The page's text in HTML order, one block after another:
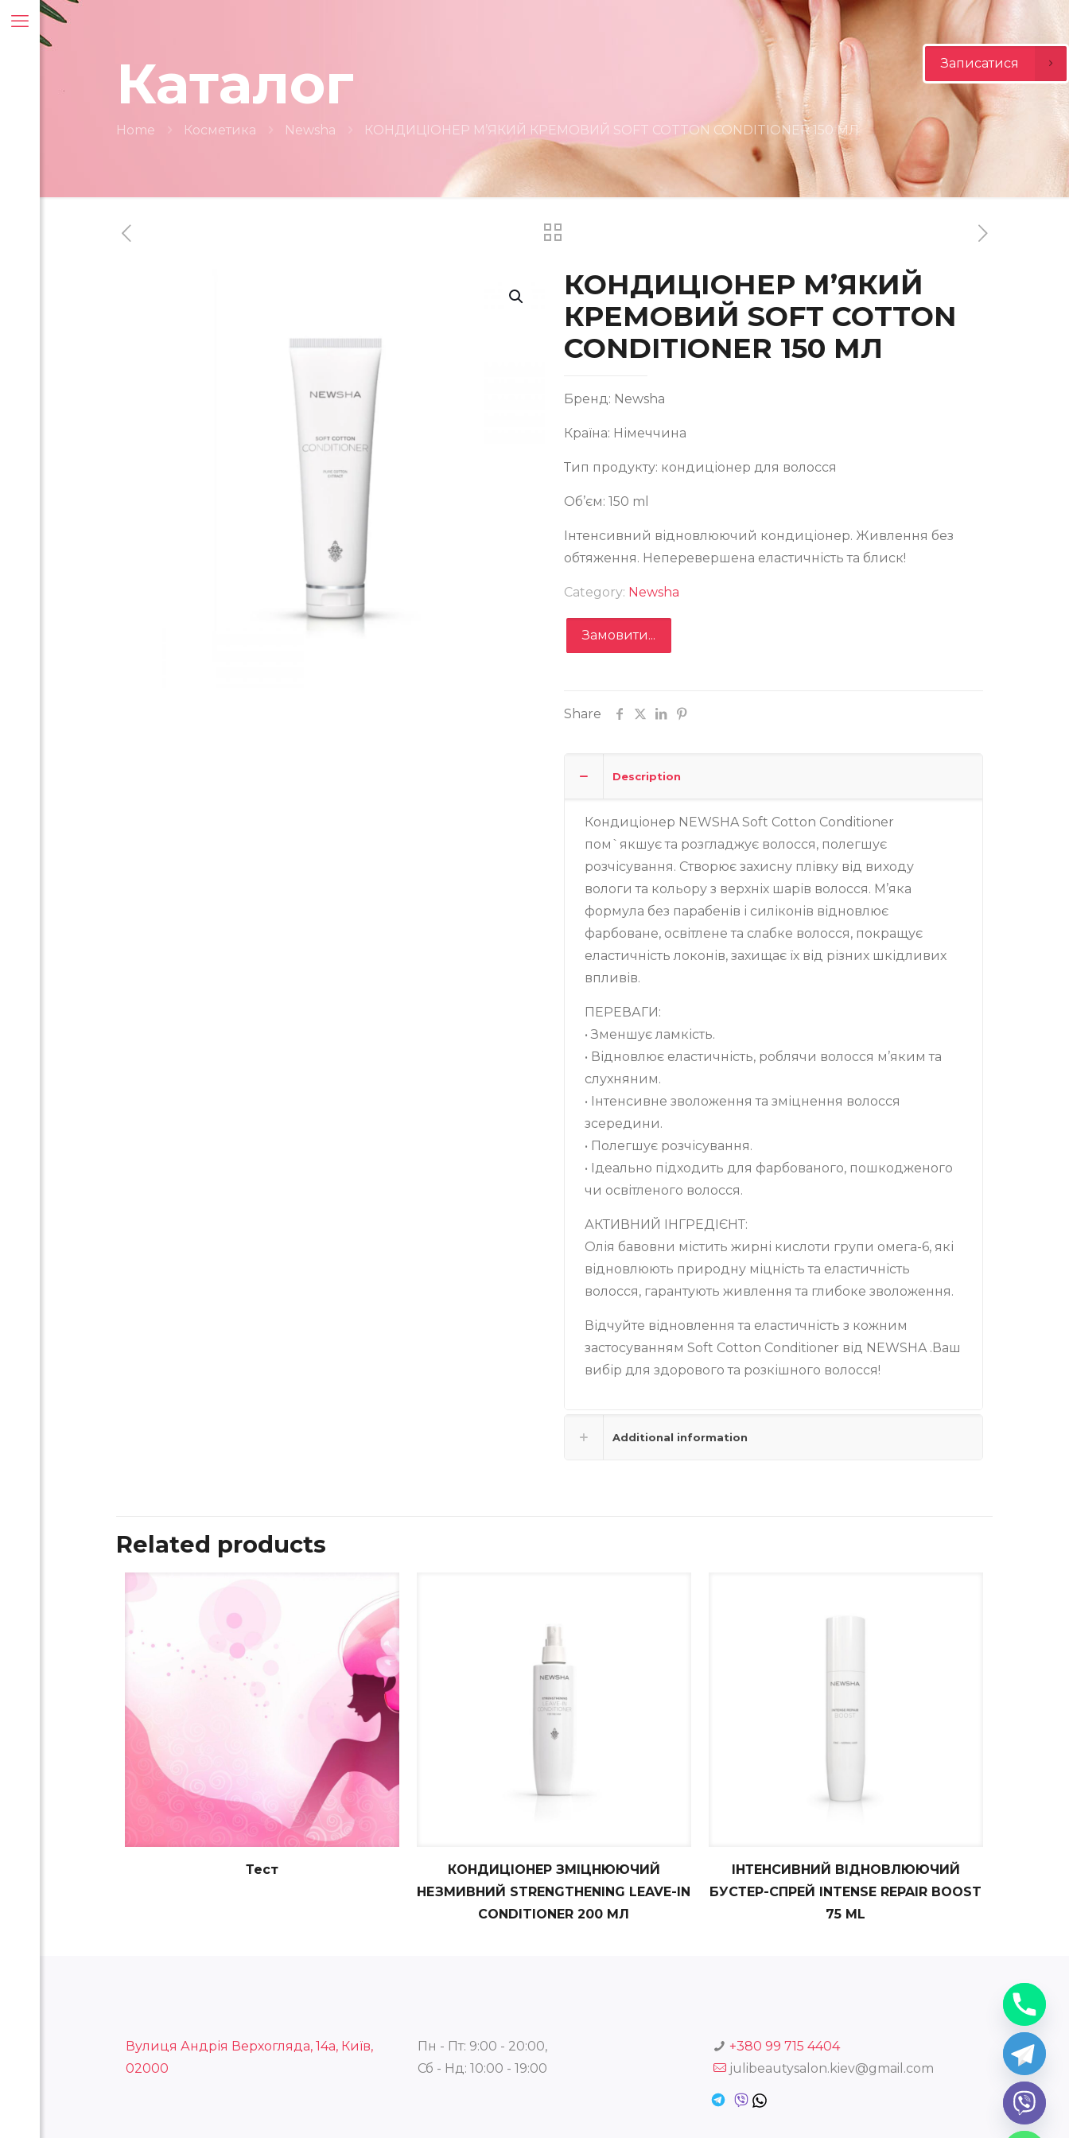
Каталог
Home Косметика Newsha КОНДИЦІОНЕР М’ЯКИЙ КРЕМОВИЙ SOFT COTTON CONDITIONER 150 МЛ
КОНДИЦІОНЕР М’ЯКИЙ
КРЕМОВИЙ SOFT COTTON
CONDITIONER 150 МЛ
Бренд: Newsha
Країна: Німеччина
Тип продукту: кондиціонер для волосся
Об’єм: 150 ml
Інтенсивний відновлюючий кондиціонер. Живлення без
обтяження. Неперевершена еластичність та блиск!
Category: Newsha
Замовити...
Share
Description
Кондиціонер NEWSHA Soft Cotton Conditioner
пом`якшує та розгладжує волосся, полегшує
розчісування. Створює захисну плівку від виходу
вологи та кольору з верхніх шарів волосся. М’яка
формула без парабенів і силіконів відновлює
фарбоване, освітлене та слабке волосся, покращує
еластичність локонів, захищає їх від різних шкідливих
впливів.
ПЕРЕВАГИ:
• Зменшує ламкість.
• Відновлює еластичність, роблячи волосся м’яким та
слухняним.
• Інтенсивне зволоження та зміцнення волосся
зсередини.
• Полегшує розчісування.
• Ідеально підходить для фарбованого, пошкодженого
чи освітленого волосся.
АКТИВНИЙ ІНГРЕДІЄНТ:
Олія бавовни містить жирні кислоти групи омега-6, які
відновлюють природну міцність та еластичність
волосся, гарантують живлення та глибоке зволоження.
Відчуйте відновлення та еластичність з кожним
застосуванням Soft Cotton Conditioner від NEWSHA .Ваш
вибір для здорового та розкішного волосся!
Additional information
Related products
Тест
КОНДИЦІОНЕР ЗМІЦНЮЮЧИЙ
НЕЗМИВНИЙ STRENGTHENING LEAVE-IN
CONDITIONER 200 МЛ
ІНТЕНСИВНИЙ ВІДНОВЛЮЮЧИЙ
БУСТЕР-СПРЕЙ INTENSE REPAIR BOOST
75 ML
Вулиця Андрія Верхогляда, 14а, Київ,
02000
Пн - Пт: 9:00 - 20:00,
Сб - Нд: 10:00 - 19:00
+380 99 715 4404
julibeautysalon.kiev@gmail.com
КОНДИЦІОНЕР М’ЯКИЙ КРЕМОВИЙ SOFT COTTON
CONDITIONER 150 МЛ
Записатися